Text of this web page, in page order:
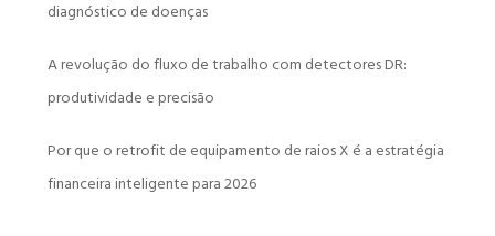
diagnóstico de doenças
A revolução do fluxo de trabalho com detectores DR:
produtividade e precisão
Por que o retrofit de equipamento de raios X é a estratégia
financeira inteligente para 2026